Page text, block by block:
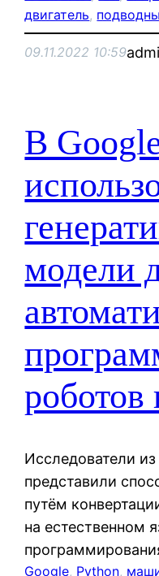
двигатель,
09.11.2022 10:59
В
модели
роботов
Исследователи
представили
путём
на естественном
Google, Python,